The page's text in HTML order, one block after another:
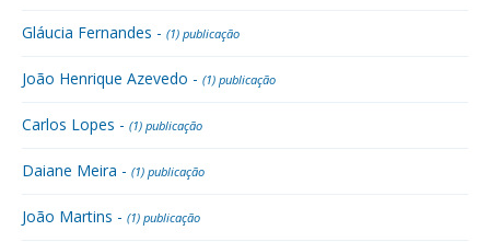
Gláucia Fernandes - (1) publicação
João Henrique Azevedo - (1) publicação
Carlos Lopes - (1) publicação
Daiane Meira - (1) publicação
João Martins - (1) publicação